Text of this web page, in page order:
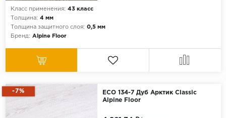
Класс применения: 43 класс
Толщина: 4 мм
Толщина защитного слоя: 0,5 мм
Бренд: Alpine Floor
-7%
ECO 134-7 Дуб Арктик Classic
Alpine Floor